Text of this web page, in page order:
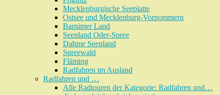
Mecklenburgische Seeplatte
Ostsee und Mecklenburg-Vorpommern
Barnimer Land
Seenland Oder-Spree
Dahme Seenland
Spreewald
Fläming
Radfahren im Ausland
Radfahren und …
Alle Radtouren der Kategorie: Radfahren und…